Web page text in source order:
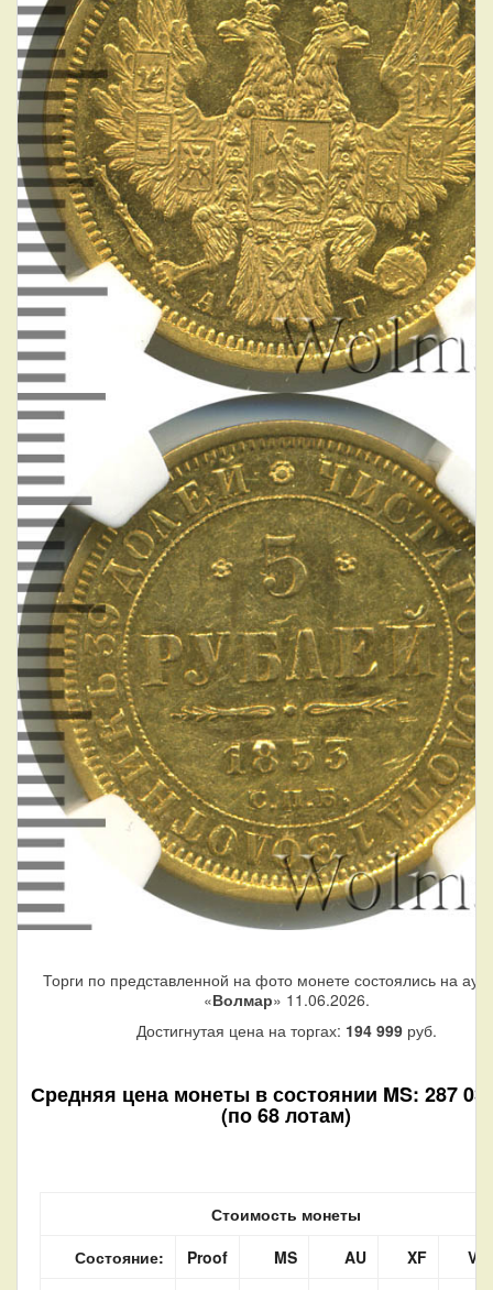
Торги по представленной на фото монете состоялись на
«Волмар» 11.06.2026.
Достигнутая цена на торгах: 194 999руб.
Средняя цена монеты в состоянии MS: 287
(по 68 лотам)
Стоимость монеты
Состояние:
Proof MS AU XF
VF